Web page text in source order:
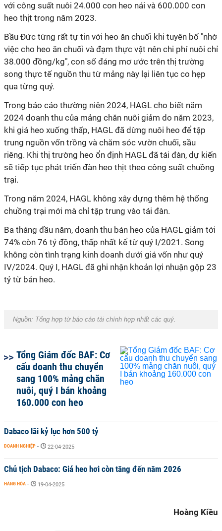
với công suất nuôi 24.000 con heo nái và 600.000 con
heo thịt trong năm 2023.
Bầu Đức từng rất tự tin với heo ăn chuối khi tuyên bố "nhờ
việc cho heo ăn chuối và đạm thực vật nên chi phí nuôi chỉ
38.000 đồng/kg", con số đáng mơ ước trên thị trường
song thực tế nguồn thu từ mảng này lại liên tục co hẹp
qua từng quý.
Trong báo cáo thường niên 2024, HAGL cho biết năm
2024 doanh thu của mảng chăn nuôi giảm do năm 2023,
khi giá heo xuống thấp, HAGL đã dừng nuôi heo để tập
trung nguồn vốn trồng và chăm sóc vườn chuối, sầu
riêng. Khi thị trường heo ổn định HAGL đã tái đàn, dự kiến
sẽ tiếp tục phát triển đàn heo thịt theo công suất chuồng
trại.
Trong năm 2024, HAGL không xây dựng thêm hệ thống
chuồng trại mới mà chỉ tập trung vào tái đàn.
Ba tháng đầu năm, doanh thu bán heo của HAGL giảm tới
74% còn 76 tỷ đồng, thấp nhất kể từ quý I/2021. Song
không còn tình trạng kinh doanh dưới giá vốn như quý
IV/2024. Quý I, HAGL đã ghi nhận khoản lợi nhuận gộp 23
tỷ từ bán heo.
Nguồn: Tổng hợp từ báo cáo tài chính hợp nhất các quý.
Tổng Giám đốc BAF: Cơ
cấu doanh thu chuyển
sang 100% mảng chăn
nuôi, quý I bán khoảng
160.000 con heo
Dabaco lãi kỷ lục hơn 500 tỷ
DOANH NGHIỆP - 22-04-2025
Chủ tịch Dabaco: Giá heo hơi còn tăng đến năm 2026
HÀNG HÓA - 19-04-2025
Hoàng Kiều